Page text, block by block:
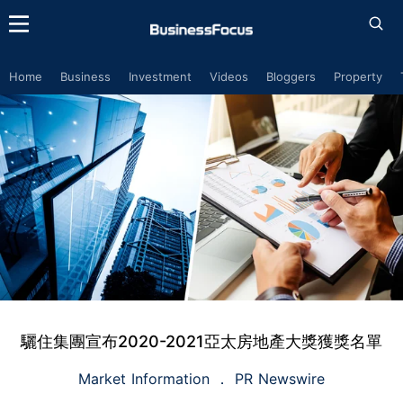
Home Business Investment Videos Bloggers Property
驪住集團宣布2020-2021亞太房地產大獎獲獎名單
Market Information PR Newswire